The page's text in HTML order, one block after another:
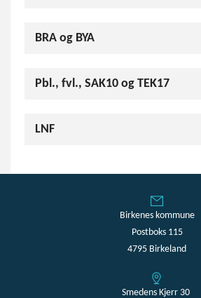
BRA og BYA
Pbl., fvl., SAK10 og TEK17
LNF
Birkenes kommune
Postboks 115
4795 Birkeland
Smedens Kjerr 30